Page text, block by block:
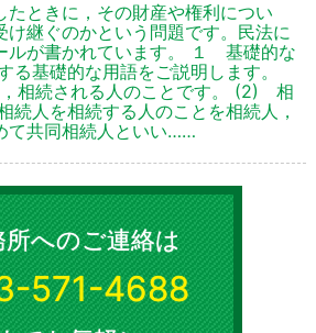
たときに，その財産や権利につい
け継ぐのかという問題です。民法に
ルが書かれています。 １ 基礎的な
る基礎的な用語をご説明します。
相続される人のことです。 (2) 相
続人を相続する人のことを相続人，
て共同相続人といい……
所へのご連絡は
571-4688